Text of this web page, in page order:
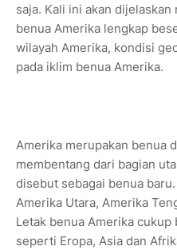
saja. Kali ini akan
benua Amerika lengkap
wilayah Amerika, kondisi
pada iklim benua Amerika.
Amerika merupakan benua
membentang dari bagian
disebut sebagai benua
Amerika Utara, Amerika
Letak benua Amerika
seperti Eropa, Asia dan